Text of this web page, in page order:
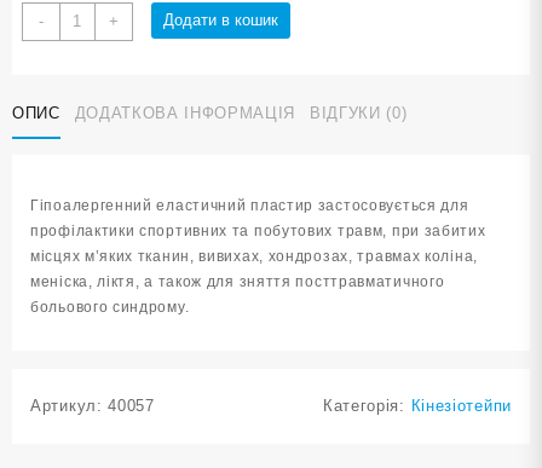
-
Кінезіотейп
чорний
х
5
Black
кількість
+ Додати в кошик
ОПИС ДОДАТКОВА ІНФОРМАЦІЯ ВІДГУКИ (0)
Гіпоалергенний еластичний пластир застосовується для
профілактики спортивних та побутових травм, при забитих
місцях м’яких тканин, вивихах, хондрозах, травмах коліна,
меніска, ліктя, а також для зняття посттравматичного
больового синдрому.
Артикул:40057 Категорія: Кінезіотейпи